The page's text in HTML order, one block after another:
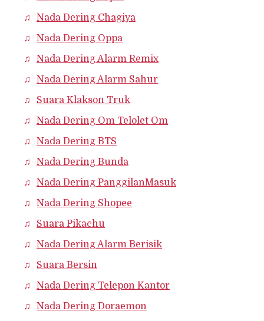
Nada Dering Chagiya
Nada Dering Oppa
Nada Dering Alarm Remix
Nada Dering Alarm Sahur
Suara Klakson Truk
Nada Dering Om Telolet Om
Nada Dering BTS
Nada Dering Bunda
Nada Dering PanggilanMasuk
Nada Dering Shopee
Suara Pikachu
Nada Dering Alarm Berisik
Suara Bersin
Nada Dering Telepon Kantor
Nada Dering Doraemon